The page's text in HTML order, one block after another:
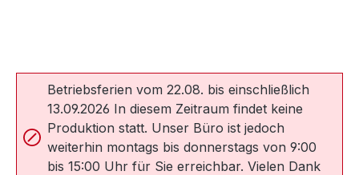
Betriebsferien vom 22.08. bis einschließlich
13.09.2026 In diesem Zeitraum findet keine
Produktion statt. Unser Büro ist jedoch
weiterhin montags bis donnerstags von 9:00
bis 15:00 Uhr für Sie erreichbar. Vielen Dank